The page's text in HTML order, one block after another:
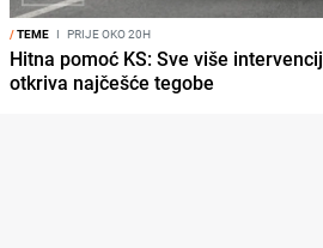
/TEME I PRIJE OKO 20H
Hitna pomoć KS: Sve više
otkriva najčešće tegobe